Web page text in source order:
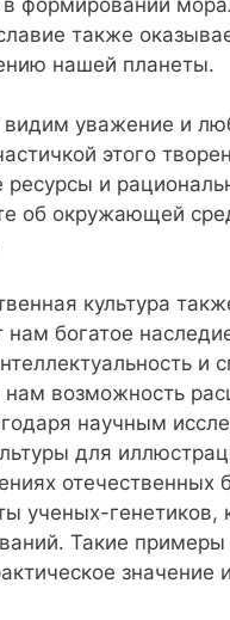
формировании
также
нашей планеты.
уважение и
этого
и
об окружающей
культура
богатое
и
возможность
научным
для
отечественных
ученых-генетиков,
Такие